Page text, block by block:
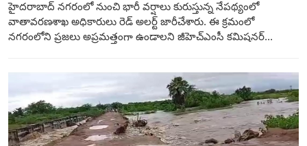
హైదరాబాద్ నగరంలో నుంచి భారీ వర్షాలు కురుస్తున్న నేపథ్యంలో
వాతావరణశాఖ అధికారులు రెడ్ అలర్ట్ జారీచేశారు. ఈ క్రమంలో
నగరంలోని ప్రజలు అప్రమత్తంగా ఉండాలని జీహెచ్ఎంసీ కమిషనర్...